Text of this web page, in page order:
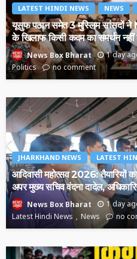
LATEST HINDI NEWS NEWS
यूसुफ पठान समेत 3 मुस्लिम सांसदों ने
के खिलाफ किसी कदम का समर्थन
News Box Bharat 1 day
Politics
no comment
JHARKHAND NEWS LATEST
आदिवासी महोत्सव 2026: तैयारियों
अपर मुख्य सचिव वंदना दादेल,
News Box Bharat 1 day
Latest Hindi News
News no